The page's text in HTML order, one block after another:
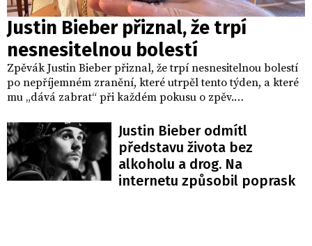
Justin Bieber přiznal, že trpí
nesnesitelnou bolestí
Zpěvák Justin Bieber přiznal, že trpí nesnesitelnou bolestí
po nepříjemném zranění, které utrpěl tento týden, a které
mu „dává zabrat“ při každém pokusu o zpěv.
svými přáteli během živého vysílání na platformě Twitch,
kde prozradil, že spadl z jednokolky (one-wheel) a poranil
si kyčel.
Justin Bieber odmítl
představu života bez
alkoholu a drog. Na
internetu způsobil poprask